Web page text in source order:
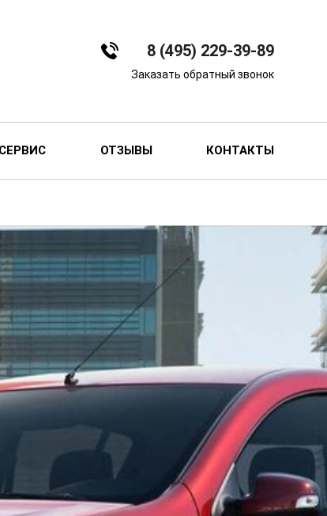
8 (495) 229-39-89
Заказать обратный звонок
СЕРВИС ОТЗЫВЫ КОНТАКТЫ